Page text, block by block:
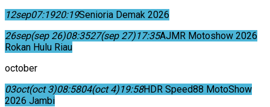
12sep07:1920:19Senioria Demak 2026
26sep(sep 26)08:3527(sep 27)17:35AJMR Motoshow 2026
Rokan Hulu Riau
october
03oct(oct 3)08:5804(oct 4)19:58HDR Speed88 MotoShow
2026 Jambi